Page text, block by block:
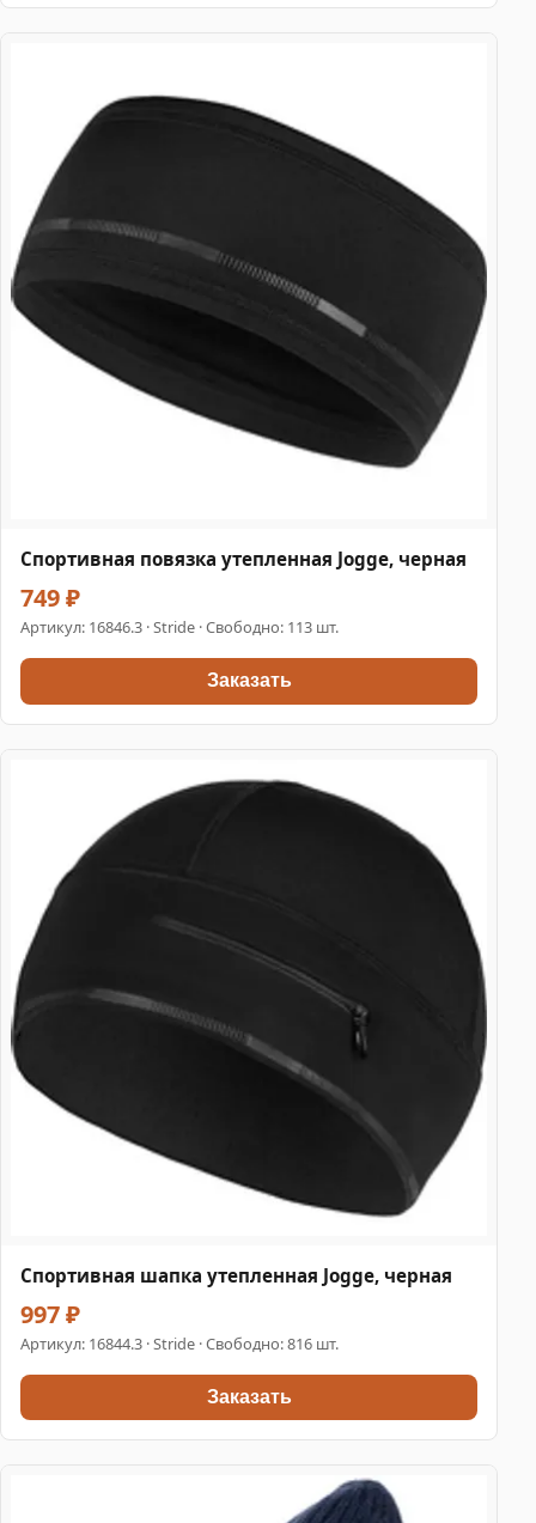
Спортивная повязка утепленная Jogge, черная
749 ₽
Артикул: 16846.3 · Stride · Свободно: 113 шт.
Заказать
Спортивная шапка утепленная Jogge, черная
997 ₽
Артикул: 16844.3 · Stride · Свободно: 816 шт.
Заказать